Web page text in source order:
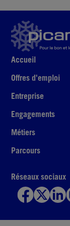
Accueil
Offres d'emploi
Entreprise
Engagements
Métiers
Parcours
Réseaux sociaux